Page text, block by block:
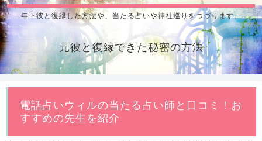
年下彼と復縁した方法や、当たる占いや神社巡りをつづります。
元彼と復縁できた秘密の方法
電話占いウィルの当たる占い師と口コミ！お
すすめの先生を紹介